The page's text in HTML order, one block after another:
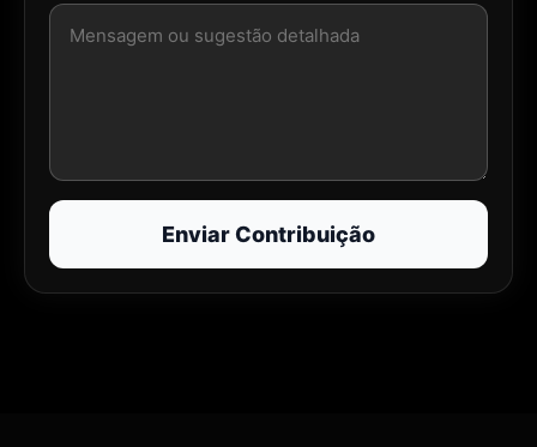
Enviar Contribuição